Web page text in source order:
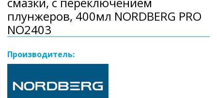
плунжеров, 400мл NORDBERG PRO
NO2403
Производитель: